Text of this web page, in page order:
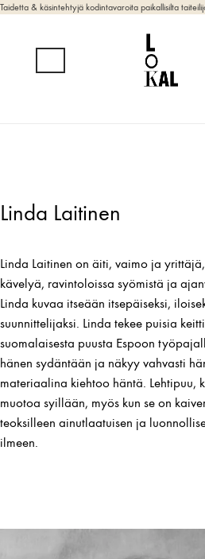
Taidetta & käsintehtyjä kodintavaroita paikallisilta
Linda Laitinen
Linda Laitinen on äiti, vaimo ja
kävelyä, ravintoloissa syömistä ja
Linda kuvaa itseään itsepäiseksi,
suunnittelijaksi. Linda tekee puisia
suomalaisesta puusta Espoon
hänen sydäntään ja näkyy vahvasti
materiaalina kiehtoo häntä. Lehtipuu,
muotoa syillään, myös kun se on
teoksilleen ainutlaatuisen ja
ilmeen.